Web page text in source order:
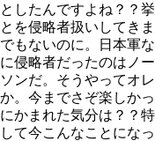
したんですよね？？挙
を侵略者扱いしてきま
もないのに。日本軍な
侵略者だったのはノー
ンだ。そうやってオレ
。今までさぞ楽しかっ
かまれた気分は？？特
て今こんなことになっ